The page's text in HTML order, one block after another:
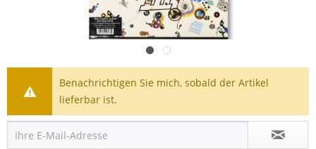
Benachrichtigen Sie mich, sobald der Artikel
lieferbar ist.